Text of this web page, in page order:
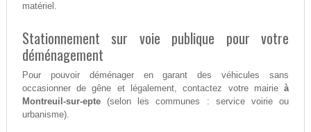
matériel.
Stationnement sur voie publique pour votre
déménagement
Pour pouvoir déménager en garant des véhicules sans
occasionner de gêne et légalement, contactez votre mairieà
Montreuil-sur-epte(selon les communes : service voirie ou
urbanisme).